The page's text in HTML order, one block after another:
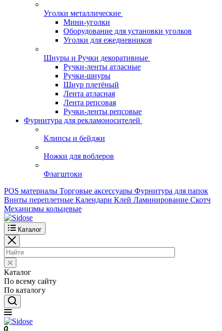
Уголки металлические
Мини-уголки
Оборудование для установки уголков
Уголки для ежедневников
Шнуры и Ручки декоративные
Ручки-ленты атласные
Ручки-шнуры
Шнур плетёный
Лента атласная
Лента репсовая
Ручки-ленты репсовые
Фурнитура для рекламоносителей
Клипсы и бeйджи
Ножки для воблеров
Флагштоки
POS материалы Торговые аксессуары Фурнитура для папок
Винты переплетные Календари Клей Ламинирование Скотч
Механизмы кольцевые
Каталог
Каталог
По всему сайту
По каталогу